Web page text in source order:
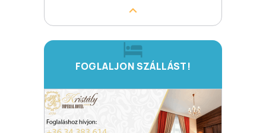
FOGLALJON SZÁLLÁST!